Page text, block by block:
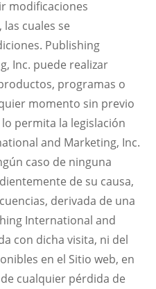
modificaciones
cuales se
Publishing
Inc. puede realizar
programas o
momento sin previo
permita la legislación
and Marketing, Inc.
caso de ninguna
de su causa,
derivada de una
International and
con dicha visita, ni del
en el Sitio web, en
cualquier pérdida de